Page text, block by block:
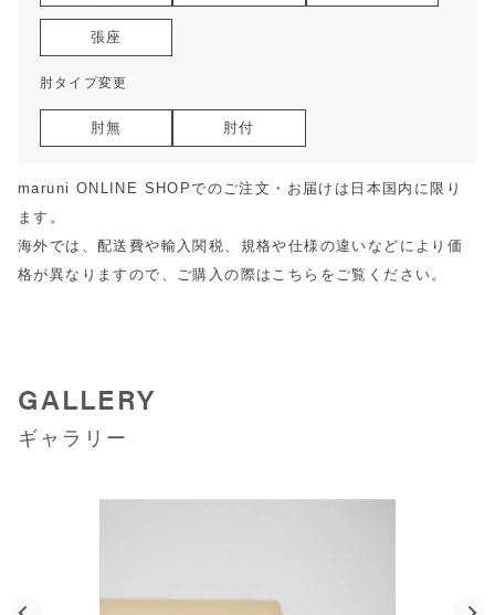
張座
肘タイプ変更
肘無 肘付
maruni ONLINE SHOPでのご注文・お届けは日本国内に限り
ます。
海外では、配送費や輸入関税、規格や仕様の違いなどにより価
格が異なりますので、ご購入の際は こちら をご覧ください。
GALLERY
ギャラリー